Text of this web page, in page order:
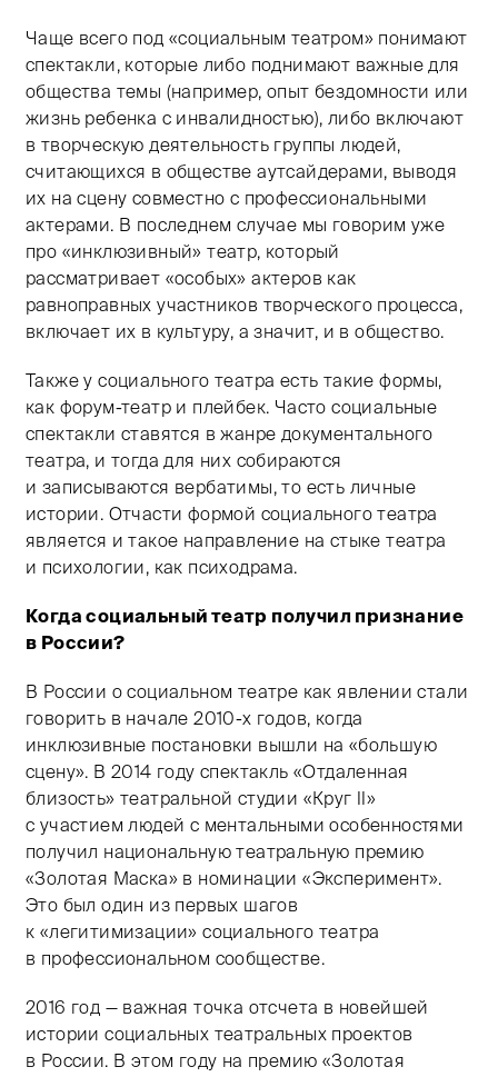
Чаще всего под «социальным театром» понимают
спектакли, которые либо поднимают важные для
общества темы (например, опыт бездомности или
жизнь ребенка с инвалидностью), либо включают
в творческую деятельность группы людей,
считающихся в обществе аутсайдерами, выводя
их на сцену совместно с профессиональными
актерами. В последнем случае мы говорим уже
про «инклюзивный» театр, который
рассматривает «особых» актеров как
равноправных участников творческого процесса,
включает их в культуру, а значит, и в общество.
Также у социального театра есть такие формы,
как форум-театр и плейбек. Часто социальные
спектакли ставятся в жанре документального
театра, и тогда для них собираются
и записываются вербатимы, то есть личные
истории. Отчасти формой социального театра
является и такое направление на стыке театра
и психологии, как психодрама.
Когда социальный театр получил признание
в России?
В России о социальном театре как явлении стали
говорить в начале2010-х годов, когда
инклюзивные постановки вышли на «большую
сцену». В 2014 году спектакль «Отдаленная
близость» театральной студии «Круг II»
с участием людей с ментальными особенностями
получил национальную театральную премию
«Золотая Маска» в номинации «Эксперимент».
Это был один из первых шагов
к «легитимизации» социального театра
в профессиональном сообществе.
2016 год — важная точка отсчета в новейшей
истории социальных театральных проектов
в России. В этом году на премию «Золотая